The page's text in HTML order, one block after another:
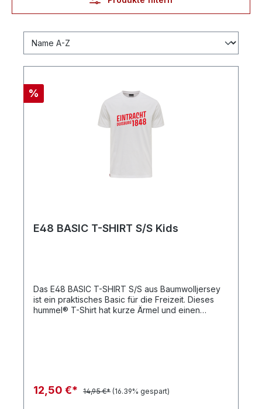
%
E48 BASIC T-SHIRT S/S Kids
Das E48 BASIC T-SHIRT S/S aus Baumwolljersey
ist ein praktisches Basic für die Freizeit. Dieses
hummel® T-Shirt hat kurze Ärmel und einen
12,50 €* 14,95 €* (16.39% gespart)